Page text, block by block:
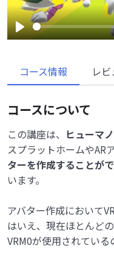
Play
コース情報 レ
コースについて
この講座は、 ヒューマ
スプラットホームやAR
ターを作成することが
います。
アバター作成において
はいえ、現在ほとんど
VRM0が使用されている